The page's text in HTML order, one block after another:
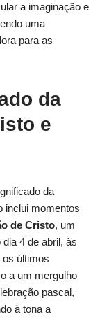
a imaginação e
uma
para as
da
e
da
inclui momentos
de Cristo, um
4 de abril, às
os últimos
a um mergulho
pascal,
à tona a